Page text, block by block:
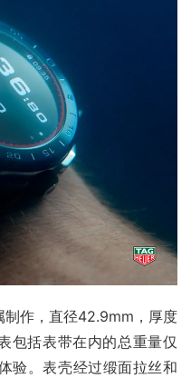
作，直径42.9mm，厚度
包括表带在内的总重量仅
验。表壳经过缎面拉丝和